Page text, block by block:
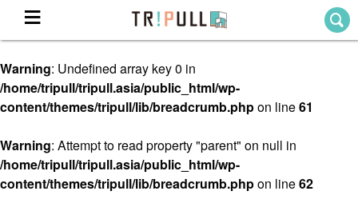
ホーム
Theme
テーマから探す
Warning: Undefined array key 0 in
/home/tripull/tripull.asia/public_html/wp-
content/themes/tripull/lib/breadcrumb.phpon line61
Warning: Attempt to read property "parent" on null in
/home/tripull/tripull.asia/public_html/wp-
content/themes/tripull/lib/breadcrumb.phpon line62